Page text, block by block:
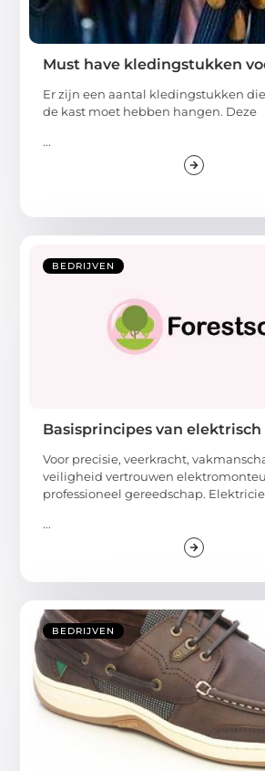
Must have kledingstukken
Er zijn een aantal kledingstukken
de kast moet hebben hangen. Deze
...
BEDRIJVEN
Basisprincipes van
Voor precisie, veerkracht,
veiligheid vertrouwen
professioneel gereedschap.
...
BEDRIJVEN